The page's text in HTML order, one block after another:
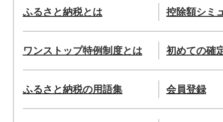
ふるさと納税とは 控除額シミ
ワンストップ特例制度とは 初めての確
ふるさと納税の用語集 会員登録